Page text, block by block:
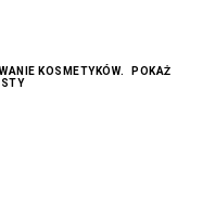
KOSMETYKÓW.
POKAŻ